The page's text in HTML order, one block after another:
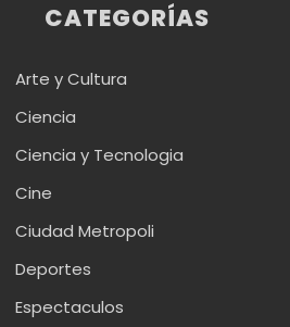
CATEGORÍAS
Arte y Cultura
Ciencia
Ciencia y Tecnologia
Cine
Ciudad Metropoli
Deportes
Espectaculos